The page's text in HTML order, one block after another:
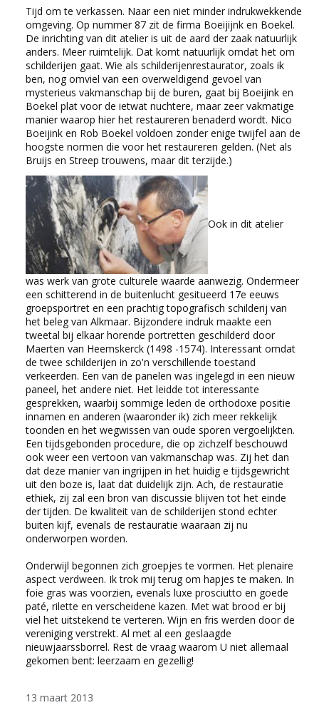
Tijd om te verkassen. Naar een niet minder indrukwekkende
omgeving. Op nummer 87 zit de firma Boeijijnk en Boekel.
De inrichting van dit atelier is uit de aard der zaak natuurlijk
anders. Meer ruimtelijk. Dat komt natuurlijk omdat het om
schilderijen gaat. Wie als schilderijenrestaurator, zoals ik
ben, nog omviel van een overweldigend gevoel van
mysterieus vakmanschap bij de buren, gaat bij Boeijink en
Boekel plat voor de ietwat nuchtere, maar zeer vakmatige
manier waarop hier het restaureren benaderd wordt. Nico
Boeijink en Rob Boekel voldoen zonder enige twijfel aan de
hoogste normen die voor het restaureren gelden. (Net als
Bruijs en Streep trouwens, maar dit terzijde.)
Ook in dit atelier
was werk van grote culturele waarde aanwezig. Ondermeer
een schitterend in de buitenlucht gesitueerd 17e eeuws
groepsportret en een prachtig topografisch schilderij van
het beleg van Alkmaar. Bijzondere indruk maakte een
tweetal bij elkaar horende portretten geschilderd door
Maerten van Heemskerck (1498 -1574). Interessant omdat
de twee schilderijen in zo'n verschillende toestand
verkeerden. Een van de panelen was ingelegd in een nieuw
paneel, het andere niet. Het leidde tot interessante
gesprekken, waarbij sommige leden de orthodoxe positie
innamen en anderen (waaronder ik) zich meer rekkelijk
toonden en het wegwissen van oude sporen vergoelijkten.
Een tijdsgebonden procedure, die op zichzelf beschouwd
ook weer een vertoon van vakmanschap was. Zij het dan
dat deze manier van ingrijpen in het huidig e tijdsgewricht
uit den boze is, laat dat duidelijk zijn. Ach, de restauratie
ethiek, zij zal een bron van discussie blijven tot het einde
der tijden. De kwaliteit van de schilderijen stond echter
buiten kijf, evenals de restauratie waaraan zij nu
onderworpen worden.
Onderwijl begonnen zich groepjes te vormen. Het plenaire
aspect verdween. Ik trok mij terug om hapjes te maken. In
foie gras was voorzien, evenals luxe prosciutto en goede
paté, rilette en verscheidene kazen. Met wat brood er bij
viel het uitstekend te verteren. Wijn en fris werden door de
vereniging verstrekt. Al met al een geslaagde
nieuwjaarssborrel. Rest de vraag waarom U niet allemaal
gekomen bent: leerzaam en gezellig!
13 maart 2013